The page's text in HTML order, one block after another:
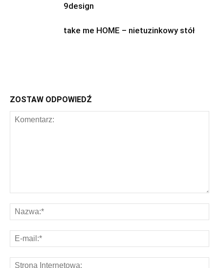
9design
take me HOME – nietuzinkowy stół
ZOSTAW ODPOWIEDŹ